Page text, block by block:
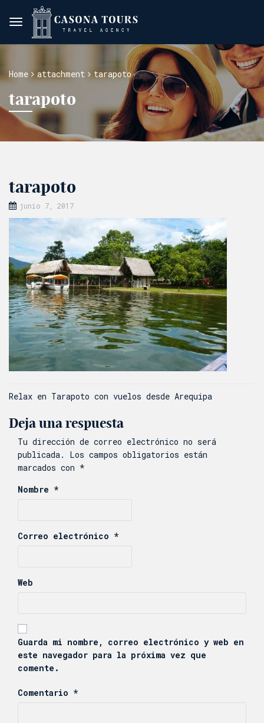
Home attachment tarapoto
tarapoto
tarapoto
junio 7, 2017
Navegación
de
entradas
Relax en Tarapoto con vuelos desde Arequipa
Deja una respuesta
Tu dirección de correo electrónico no será
publicada.
Los campos obligatorios están
marcados con *
Nombre *
Correo electrónico *
Web
Guarda mi nombre, correo electrónico y web en
este navegador para la próxima vez que
comente.
Comentario *